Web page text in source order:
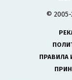
©
ПРАВИЛА